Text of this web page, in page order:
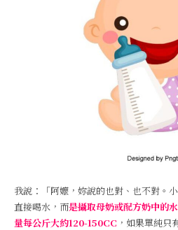
我說：「阿嬤，妳說的也對、也不對。
直接喝水，而是攝取母奶或配方奶中的
量每公斤大約120-150CC ，如果單純只